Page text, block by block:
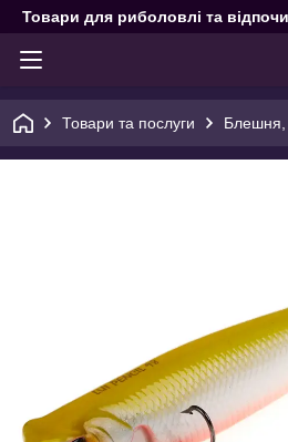
Товари для риболовлі та
Товари та послуги Блешня,